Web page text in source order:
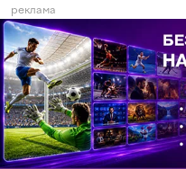
реклама